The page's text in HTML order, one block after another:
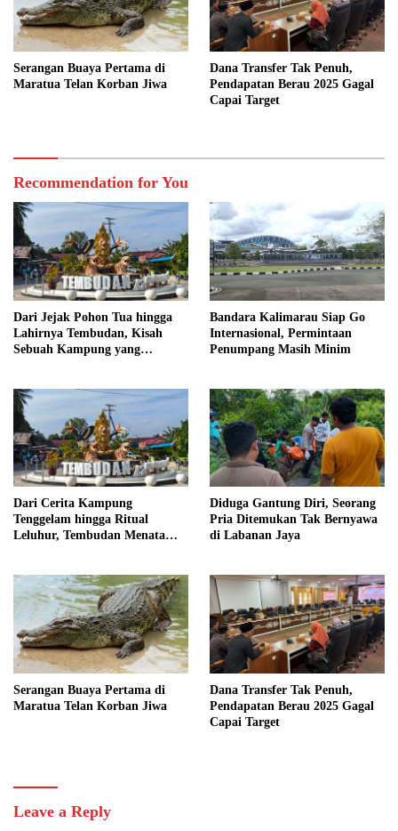
Serangan Buaya Pertama di
Maratua Telan Korban Jiwa
Dana Transfer Tak Penuh,
Pendapatan Berau 2025 Gagal
Capai Target
Recommendation for You
Dari Jejak Pohon Tua hingga
Lahirnya Tembudan, Kisah
Sebuah Kampung yang
Bandara Kalimarau Siap Go
Internasional, Permintaan
Penumpang Masih Minim
Dari Cerita Kampung
Tenggelam hingga Ritual
Leluhur, Tembudan Menata
Diduga Gantung Diri, Seorang
Pria Ditemukan Tak Bernyawa
di Labanan Jaya
Serangan Buaya Pertama di
Maratua Telan Korban Jiwa
Dana Transfer Tak Penuh,
Pendapatan Berau 2025 Gagal
Capai Target
Leave a Reply